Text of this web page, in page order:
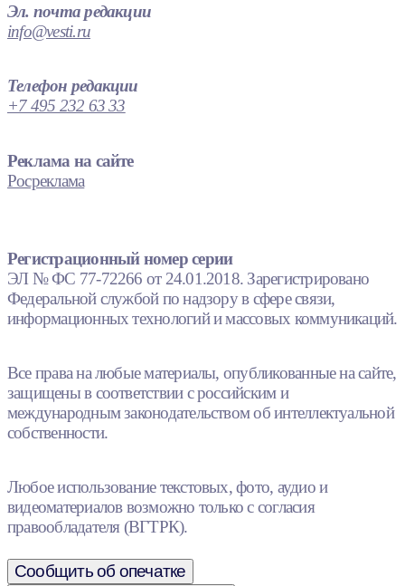
Эл. почта редакции
info@vesti.ru
Телефон редакции
+7 495 232 63 33
Реклама на сайте
Росреклама
Регистрационный номер серии
ЭЛ № ФС 77-72266 от 24.01.2018. Зарегистрировано
Федеральной службой по надзору в сфере связи,
информационных технологий и массовых коммуникаций.
Все права на любые материалы, опубликованные на сайте,
защищены в соответствии с российским и
международным законодательством об интеллектуальной
собственности.
Любое использование текстовых, фото, аудио и
видеоматериалов возможно только с согласия
правообладателя (ВГТРК).
Сообщить об опечатке